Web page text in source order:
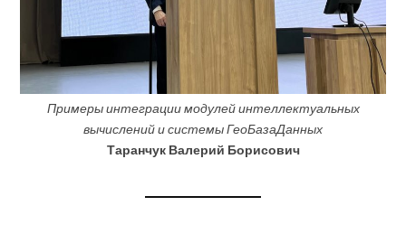
Примеры интеграции модулей интеллектуальных
вычислений и системы ГеоБазаДанных
Таранчук Валерий Борисович